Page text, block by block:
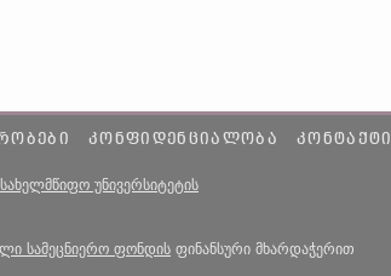
ᲙᲝᲜᲤᲘᲓᲔᲜᲪᲘᲐᲚᲝᲑᲐ
ᲙᲝᲜᲢᲐᲥᲢᲘ
უნივერსიტეტის
სამეცნიერო ფონდის ფინანსური მხარდაჭერით